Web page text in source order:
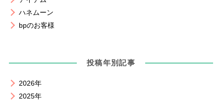
ハネムーン
bpのお客様
投稿年別記事
2026年
2025年